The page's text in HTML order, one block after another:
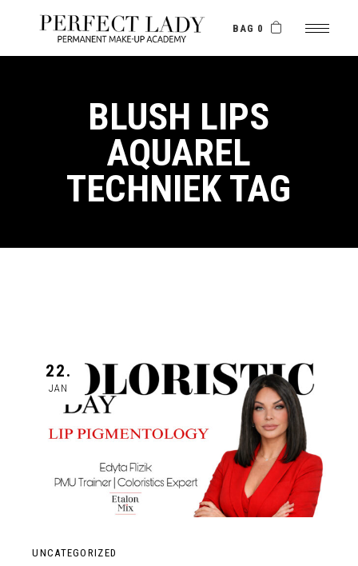
BAG 0
BLUSH LIPS
AQUAREL
TECHNIEK TAG
22.
JAN
UNCATEGORIZED